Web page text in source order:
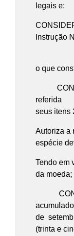
legais e:
Instrução
o que
referida
seus itens
Autoriza a
espécie
Tendo em
da moeda;
de
(trinta e